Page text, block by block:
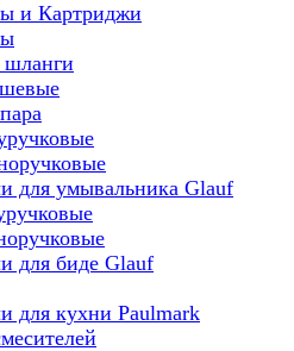
и Картриджи
для умывальника Glauf
для биде Glauf
для кухни Paulmark